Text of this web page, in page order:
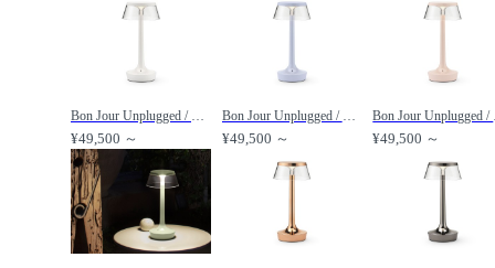
¥49,500 ～ ¥49,500 ～ ¥49,500 ～